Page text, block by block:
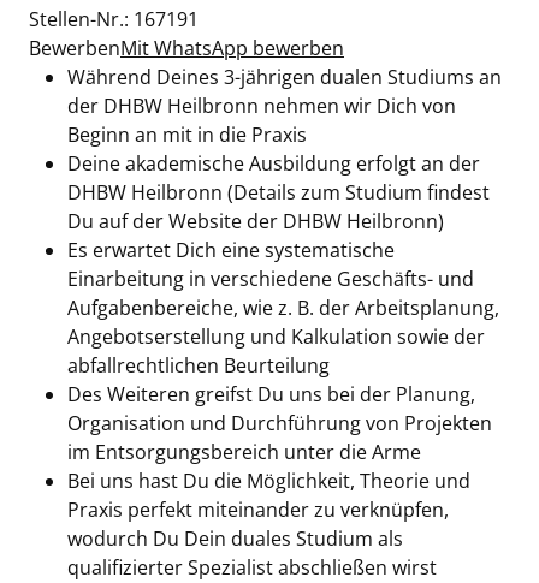
Stellen-Nr.: 167191
BewerbenMit WhatsApp bewerben
Während Deines 3-jährigen dualen Studiums an
der DHBW Heilbronn nehmen wir Dich von
Beginn an mit in die Praxis
Deine akademische Ausbildung erfolgt an der
DHBW Heilbronn (Details zum Studium findest
Du auf der Website der DHBW Heilbronn)
Es erwartet Dich eine systematische
Einarbeitung in verschiedene Geschäfts- und
Aufgabenbereiche, wie z. B. der Arbeitsplanung,
Angebotserstellung und Kalkulation sowie der
abfallrechtlichen Beurteilung
Des Weiteren greifst Du uns bei der Planung,
Organisation und Durchführung von Projekten
im Entsorgungsbereich unter die Arme
Bei uns hast Du die Möglichkeit, Theorie und
Praxis perfekt miteinander zu verknüpfen,
wodurch Du Dein duales Studium als
qualifizierter Spezialist abschließen wirst